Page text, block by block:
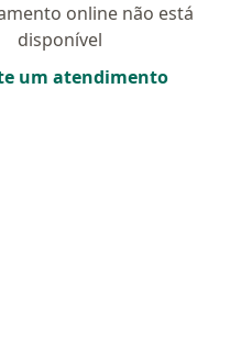
online não está
disponível
um atendimento